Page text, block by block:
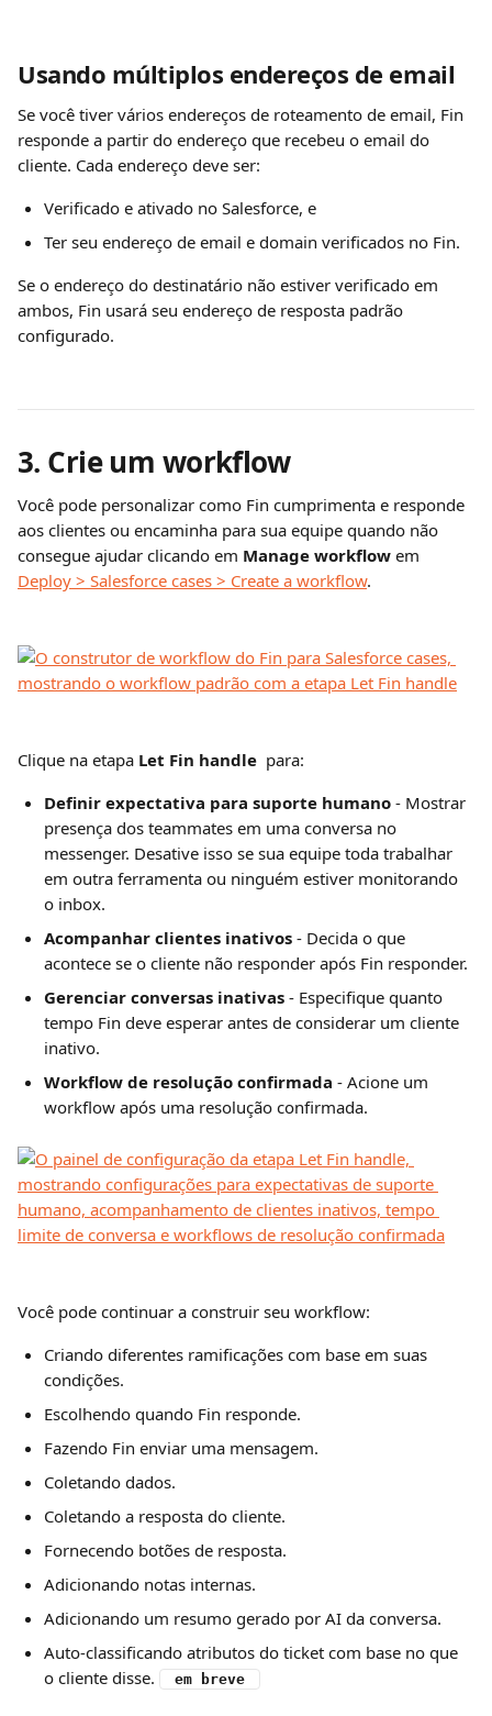
Usando múltiplos endereços de email
Se você tiver vários endereços de roteamento de email, Fin
responde a partir do endereço que recebeu o email do
cliente. Cada endereço deve ser:
Verificado e ativado no Salesforce, e
Ter seu endereço de email e domain verificados no Fin.
Se o endereço do destinatário não estiver verificado em
ambos, Fin usará seu endereço de resposta padrão
configurado.
3. Crie um workflow
Você pode personalizar como Fin cumprimenta e responde
aos clientes ou encaminha para sua equipe quando não
consegue ajudar clicando em Manage workflow em
Deploy > Salesforce cases > Create a workflow.
Clique na etapa Let Fin handle para:
Definir expectativa para suporte humano - Mostrar
presença dos teammates em uma conversa no
messenger. Desative isso se sua equipe toda trabalhar
em outra ferramenta ou ninguém estiver monitorando
o inbox.
Acompanhar clientes inativos - Decida o que
acontece se o cliente não responder após Fin responder.
Gerenciar conversas inativas - Especifique quanto
tempo Fin deve esperar antes de considerar um cliente
inativo.
Workflow de resolução confirmada - Acione um
workflow após uma resolução confirmada.
Você pode continuar a construir seu workflow:
Criando diferentes ramificações com base em suas
condições.
Escolhendo quando Fin responde.
Fazendo Fin enviar uma mensagem.
Coletando dados.
Coletando a resposta do cliente.
Fornecendo botões de resposta.
Adicionando notas internas.
Adicionando um resumo gerado por AI da conversa.
Auto-classificando atributos do ticket com base no que
o cliente disse.
em breve